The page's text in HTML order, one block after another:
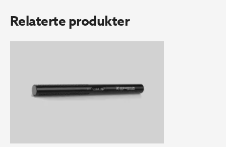
Relaterte produkter